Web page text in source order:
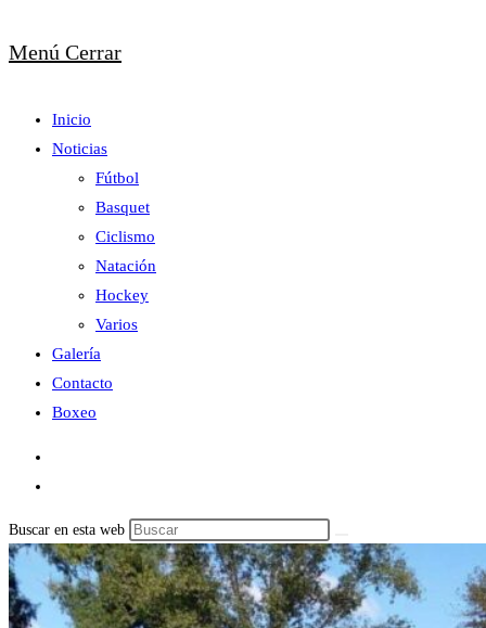
Menú Cerrar
Inicio
Noticias
Fútbol
Basquet
Ciclismo
Natación
Hockey
Varios
Galería
Contacto
Boxeo
Buscar en esta web